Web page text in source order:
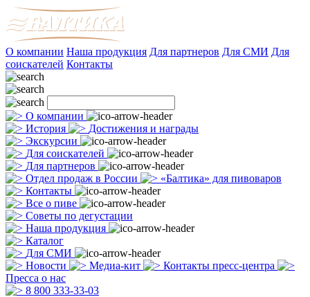
О компании Наша продукция Для партнеров Для СМИ Для
соискателей Контакты
О компании
История
Достижения и награды
Экскурсии
Для соискателей
Для партнеров
Отдел продаж в России
«Балтика» для пивоваров
Контакты
Все о пиве
Советы по дегустации
Наша продукция
Каталог
Для СМИ
Новости
Медиа-кит
Контакты пресс-центра
Пресса о нас
8 800 333-33-03